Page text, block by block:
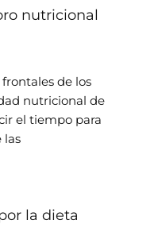
nutricional
de los
nutricional de
el tiempo para
las
la dieta